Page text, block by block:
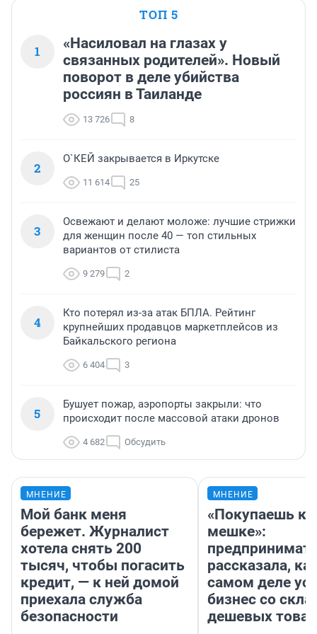
ТОП 5
1
«Насиловал на глазах у
связанных родителей». Новый
поворот в деле убийства
россиян в Таиланде
13 726 8
2
О`КЕЙ закрывается в Иркутске
11 614 25
3
Освежают и делают моложе: лучшие стрижки
для женщин после 40 — топ стильных
вариантов от стилиста
9 279 2
4
Кто потерял из-за атак БПЛА. Рейтинг
крупнейших продавцов маркетплейсов из
Байкальского региона
6 404 3
5
Бушует пожар, аэропорты закрыли: что
происходит после массовой атаки дронов
4 682 Обсудить
МНЕНИЕ
Мой банк меня
бережет. Журналист
хотела снять 200
тысяч, чтобы погасить
кредит, — к ней домой
приехала служба
безопасности
МНЕНИЕ
«Покупаешь
мешке»:
рассказала,
самом деле
бизнес со
дешевых